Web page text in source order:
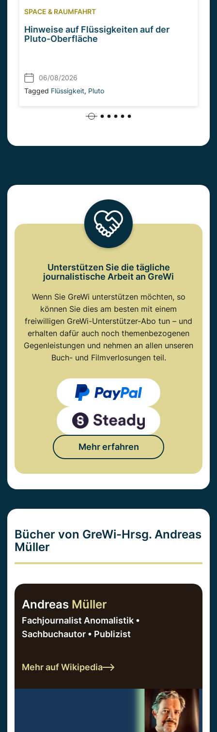
SPACE & RAUMFAHRT
Hinweise auf Flüssigkeiten auf der
Pluto-Oberfläche
06/08/2026
Tagged Flüssigkeit, Pluto
Unterstützen Sie die tägliche
journalistische Arbeit an GreWi
Wenn Sie GreWi unterstützen möchten, so
können Sie dies am besten mit einem
freiwilligen GreWi-Unterstützer-Abo tun – und
erhalten dafür auch noch themenbezogenen
Gegenleistungen und nehmen an allen unseren
Buch- und Filmverlosungen teil.
Mehr erfahren
Bücher von GreWi-Hrsg. Andreas
Müller
Andreas Müller
Fachjournalist Anomalistik •
Sachbuchautor • Publizist
Mehr auf Wikipedia